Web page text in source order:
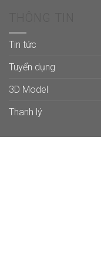
Tin tức
Tuyển dụng
3D Model
Thanh lý